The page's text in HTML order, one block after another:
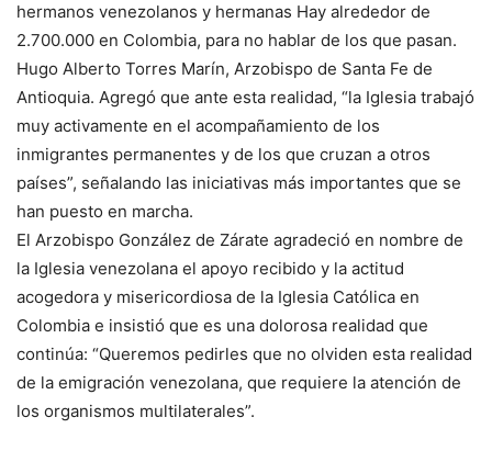
hermanos venezolanos y hermanas Hay alrededor de
2.700.000 en Colombia, para no hablar de los que pasan.
Hugo Alberto Torres Marín, Arzobispo de Santa Fe de
Antioquia. Agregó que ante esta realidad, “la Iglesia trabajó
muy activamente en el acompañamiento de los
inmigrantes permanentes y de los que cruzan a otros
países”, señalando las iniciativas más importantes que se
han puesto en marcha.
El Arzobispo González de Zárate agradeció en nombre de
la Iglesia venezolana el apoyo recibido y la actitud
acogedora y misericordiosa de la Iglesia Católica en
Colombia e insistió que es una dolorosa realidad que
continúa: “Queremos pedirles que no olviden esta realidad
de la emigración venezolana, que requiere la atención de
los organismos multilaterales”.